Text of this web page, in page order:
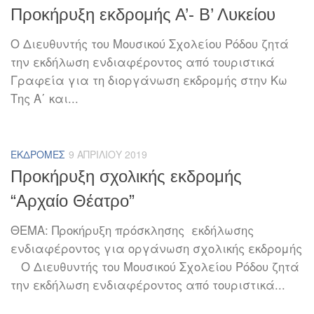
Προκήρυξη εκδρομής Α’- Β’ Λυκείου
Ο Διευθυντής του Μουσικού Σχολείου Ρόδου ζητά
την εκδήλωση ενδιαφέροντος από τουριστικά
Γραφεία για τη διοργάνωση εκδρομής στην Κω
Της Α΄ και...
ΕΚΔΡΟΜΈΣ 9 ΑΠΡΙΛΊΟΥ 2019
Προκήρυξη σχολικής εκδρομής
“Αρχαίο Θέατρο”
ΘΕΜΑ: Προκήρυξη πρόσκλησης εκδήλωσης
ενδιαφέροντος για οργάνωση σχολικής εκδρομής
Ο Διευθυντής του Μουσικού Σχολείου Ρόδου ζητά
την εκδήλωση ενδιαφέροντος από τουριστικά...